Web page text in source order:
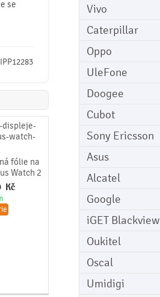
Vivo
Caterpillar
Oppo
UleFone
Doogee
Cubot
Sony Ericsson
Asus
Alcatel
Google
iGET Blackview
Oukitel
Oscal
Umidigi
se
IPP12283
fólie na
Watch 2
Kč